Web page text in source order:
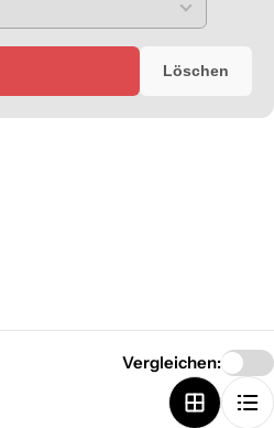
Löschen
Vergleichen: